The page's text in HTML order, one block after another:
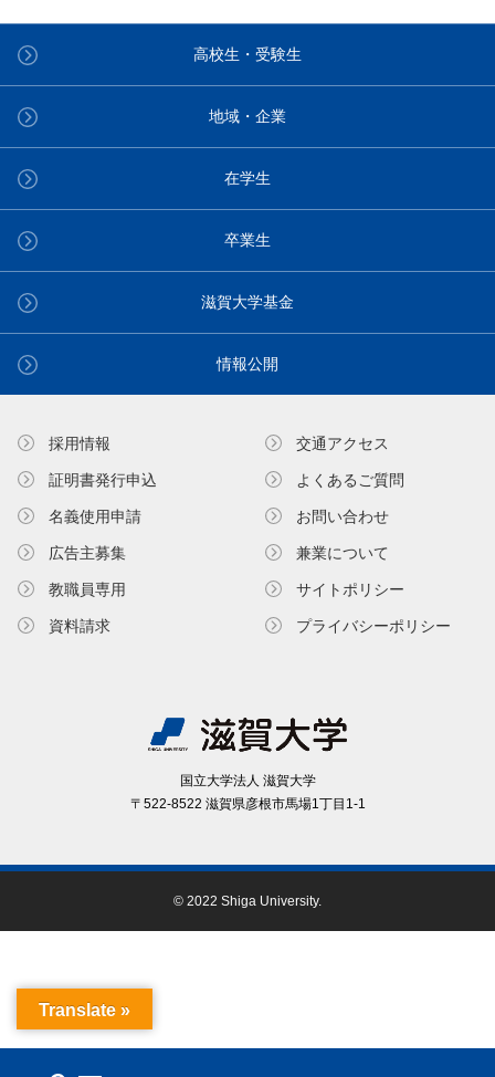
高校生・受験生
地域・企業
在学生
卒業生
滋賀大学基金
情報公開
国⽴⼤学法⼈ 滋賀⼤学
〒522-8522 滋賀県彦根市⾺場1丁⽬1-1
採用情報
証明書発⾏申込
名義使⽤申請
広告主募集
教職員専⽤
資料請求
交通アクセス
よくあるご質問
お問い合わせ
兼業について
サイトポリシー
プライバシーポリシー
© 2022 Shiga University.
Translate »